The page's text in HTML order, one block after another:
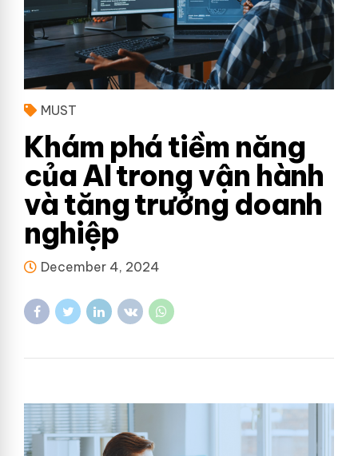
MUST
Khám phá tiềm năng
của AI trong vận hành
và tăng trưởng doanh
nghiệp
December 4, 2024